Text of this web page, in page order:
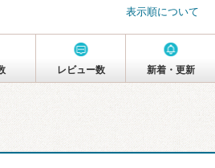
表示順について
レビュー数 新着・更新